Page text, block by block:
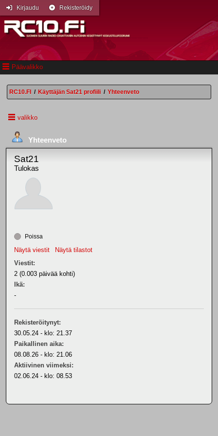
Päävalikko
Kirjaudu Rekisteröidy
RC10.FI / Käyttäjän Sat21 profiili / Yhteenveto
valikko
Yhteenveto
Sat21
Tulokas
Poissa
Näytä viestit
Näytä tilastot
Viestit:
2 (0.003 päivää kohti)
Ikä:
-
Rekisteröitynyt:
30.05.24 - klo: 21.37
Paikallinen aika:
08.08.26 - klo: 21.06
Aktiivinen viimeksi:
02.06.24 - klo: 08.53